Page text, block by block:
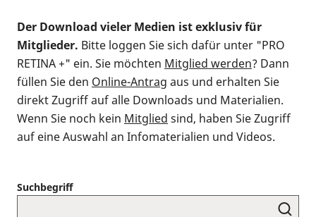
Der Download vieler Medien ist exklusiv für
Mitglieder. Bitte loggen Sie sich dafür unter "PRO
RETINA +" ein. Sie möchten Mitglied werden? Dann
füllen Sie den Online-Antrag aus und erhalten Sie
direkt Zugriff auf alle Downloads und Materialien.
Wenn Sie noch kein Mitglied sind, haben Sie Zugriff
auf eine Auswahl an Infomaterialien und Videos.
Suchbegriff